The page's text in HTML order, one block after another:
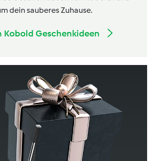
dein sauberes Zuhause.
Kobold Geschenkideen